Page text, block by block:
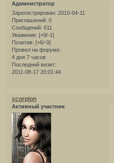
Администратор
Зарегистрирован: 2010-04-11
Приглашений: 0
Сообщений: 611
Уважение: [+9/-1]
Позитив: [+6/-0]
Провел на форуме:
4 дня 7 часов
Последний визит:
2011-08-17 20:01:44
scorpion
Активный участник